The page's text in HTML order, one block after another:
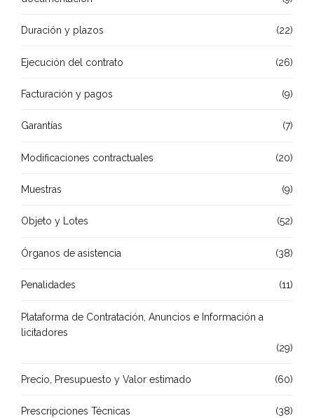
Duración y plazos (22)
Ejecución del contrato (26)
Facturación y pagos (9)
Garantías (7)
Modificaciones contractuales (20)
Muestras (9)
Objeto y Lotes (52)
Órganos de asistencia (38)
Penalidades (11)
Plataforma de Contratación, Anuncios e Información a
licitadores
(29)
Precio, Presupuesto y Valor estimado (60)
Prescripciones Técnicas (38)